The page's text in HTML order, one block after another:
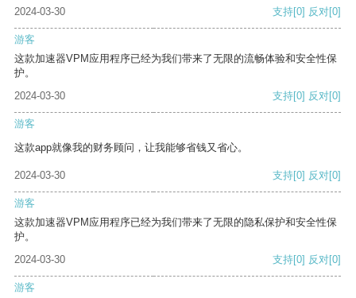
2024-03-30 支持[0] 反对[0]
游客
这款加速器VPM应用程序已经为我们带来了无限的流畅体验和安全性保
护。
2024-03-30
支持[0] 反对[0]
游客
这款app就像我的财务顾问，让我能够省钱又省心。
2024-03-30 支持[0] 反对[0]
游客
这款加速器VPM应用程序已经为我们带来了无限的隐私保护和安全性保
护。
2024-03-30
支持[0] 反对[0]
游客